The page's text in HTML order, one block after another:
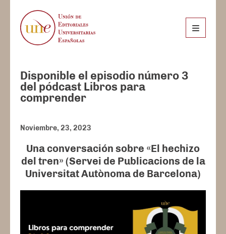
Disponible el episodio número 3
del pódcast Libros para
comprender
Noviembre, 23, 2023
Una conversación sobre «El hechizo
del tren» (Servei de Publicacions de la
Universitat Autònoma de Barcelona)